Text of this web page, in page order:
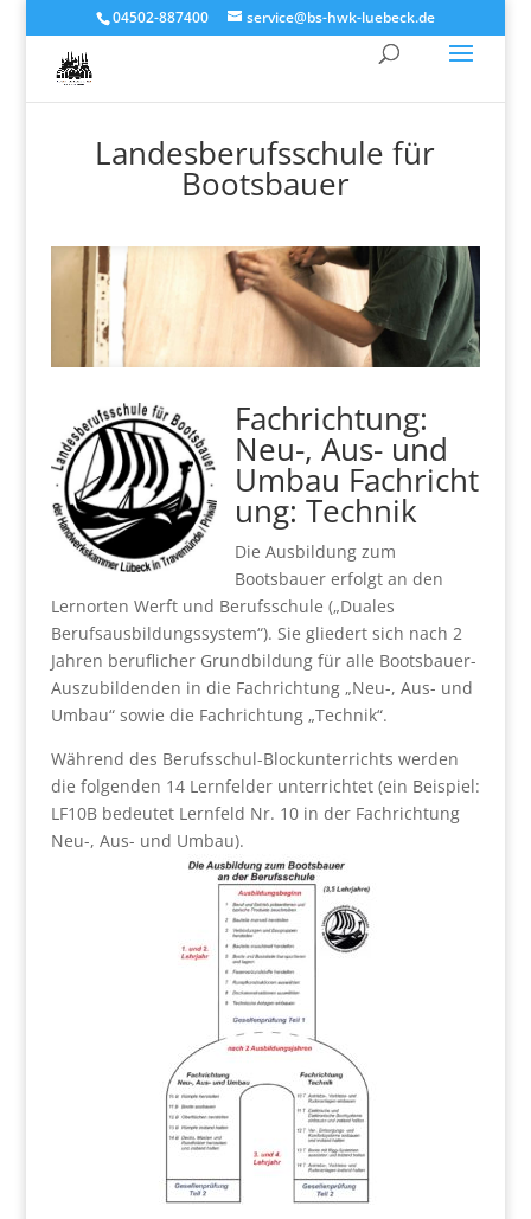
04502-887400 service@bs-hwk-luebeck.de
Landesberufsschule für
Bootsbauer
Fachrichtung:
Neu-, Aus- und
Umbau Fachricht
ung: Technik
Die Ausbildung zum
Bootsbauer erfolgt an den
Lernorten Werft und Berufsschule („Duales
Berufsausbildungssystem“). Sie gliedert sich nach 2
Jahren beruflicher Grundbildung für alle Bootsbauer-
Auszubildenden in die Fachrichtung „Neu-, Aus- und
Umbau“ sowie die Fachrichtung „Technik“.
Während des Berufsschul-Blockunterrichts werden
die folgenden 14 Lernfelder unterrichtet (ein Beispiel:
LF10B bedeutet Lernfeld Nr. 10 in der Fachrichtung
Neu-, Aus- und Umbau).